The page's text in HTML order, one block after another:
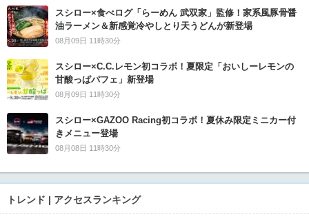
スシロー×食べログ「らーめん 武双家」監修！家系風豚骨醤
油ラーメン＆新感覚冷やしとり天うどんが新登場
08月09日 11時30分
スシロー×C.C.レモン初コラボ！夏限定「おいしーレモンの
甘酸っぱパフェ」新登場
08月09日 11時30分
スシロー×GAZOO Racing初コラボ！夏休み限定ミニカー付
きメニュー登場
08月08日 11時30分
トレンド | アクセスランキング